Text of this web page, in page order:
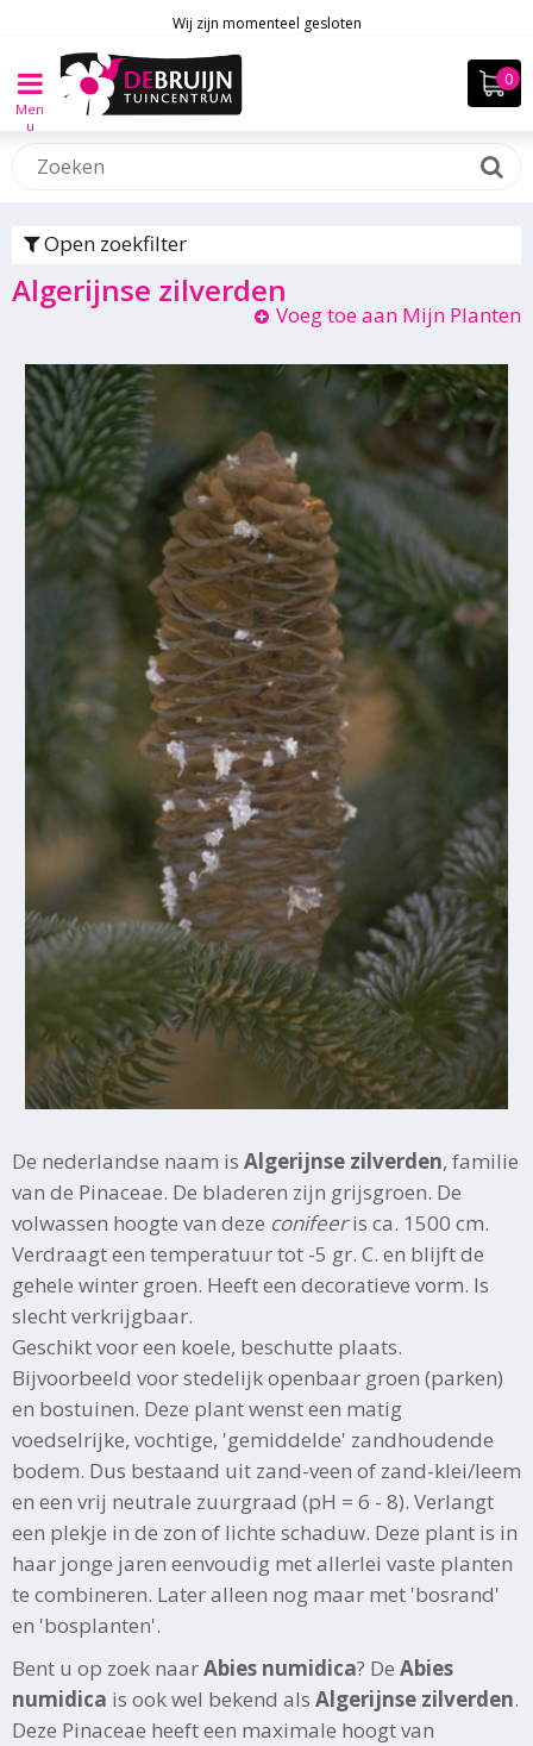
Men
u
Wij zijn momenteel gesloten
Open zoekfilter
Algerijnse zilverden
Voeg toe aan Mijn Planten
De nederlandse naam is Algerijnse zilverden, familie
van de Pinaceae. De bladeren zijn grijsgroen. De
volwassen hoogte van deze conifeeris ca. 1500 cm.
Verdraagt een temperatuur tot -5 gr. C. en blijft de
gehele winter groen. Heeft een decoratieve vorm. Is
slecht verkrijgbaar.
Geschikt voor een koele, beschutte plaats.
Bijvoorbeeld voor stedelijk openbaar groen (parken)
en bostuinen. Deze plant wenst een matig
voedselrijke, vochtige, 'gemiddelde' zandhoudende
bodem. Dus bestaand uit zand-veen of zand-klei/leem
en een vrij neutrale zuurgraad (pH = 6 - 8). Verlangt
een plekje in de zon of lichte schaduw. Deze plant is in
haar jonge jaren eenvoudig met allerlei vaste planten
te combineren. Later alleen nog maar met 'bosrand'
en 'bosplanten'.
Bent u op zoek naarAbies numidica? De Abies
numidica is ook wel bekend als Algerijnse zilverden.
Deze Pinaceae heeft een maximale hoogt van